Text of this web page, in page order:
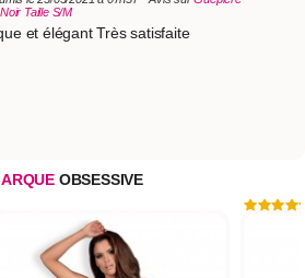
Taille S/M
et élégant Très satisfaite
OBSESSIVE